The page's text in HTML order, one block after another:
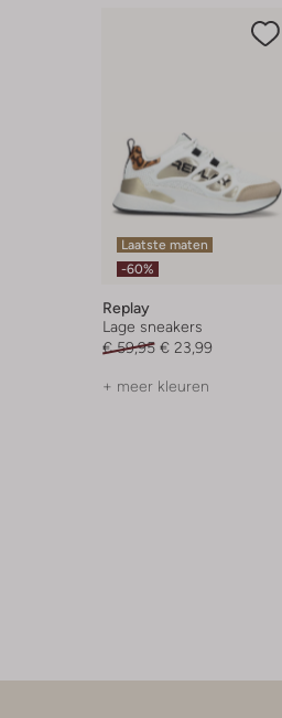
Laatste maten
-60%
Replay
Lage sneakers
€ 59,95 € 23,99
+ meer kleuren